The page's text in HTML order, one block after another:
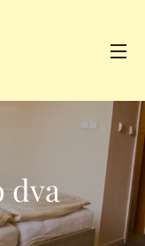
dva